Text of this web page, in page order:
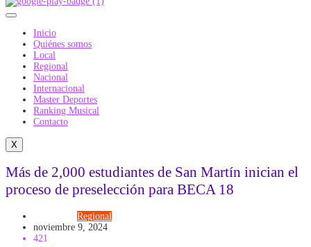
Inicio
Quiénes somos
Local
Regional
Nacional
Internacional
Master Deportes
Ranking Musical
Contacto
X
Más de 2,000 estudiantes de San Martín inician el
proceso de preselección para BECA 18
Regional
noviembre 9, 2024
421